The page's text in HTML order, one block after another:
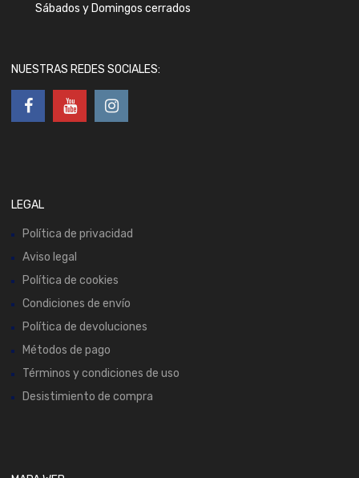
Sábados y Domingos cerrados
NUESTRAS REDES SOCIALES:
LEGAL
Política de privacidad
Aviso legal
Política de cookies
Condiciones de envío
Política de devoluciones
Métodos de pago
Términos y condiciones de uso
Desistimiento de compra